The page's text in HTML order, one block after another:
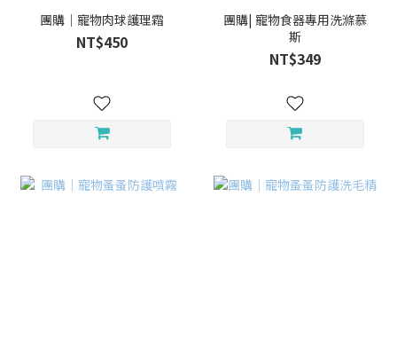
團購｜寵物肉球護理霜
NT$450
團購| 寵物食器專用洗滌慕
斯
NT$349